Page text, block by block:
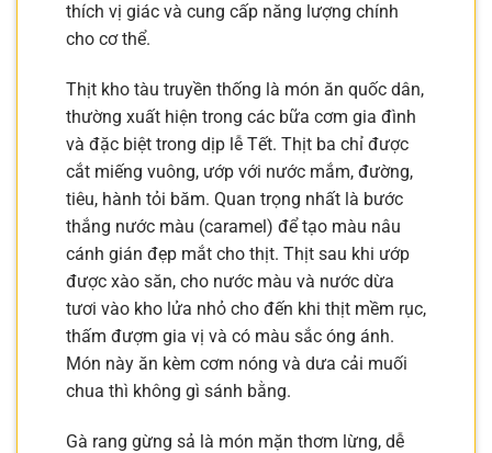
thích vị giác và cung cấp năng lượng chính
cho cơ thể.
Thịt kho tàu truyền thống là món ăn quốc dân,
thường xuất hiện trong các bữa cơm gia đình
và đặc biệt trong dịp lễ Tết. Thịt ba chỉ được
cắt miếng vuông, ướp với nước mắm, đường,
tiêu, hành tỏi băm. Quan trọng nhất là bước
thắng nước màu (caramel) để tạo màu nâu
cánh gián đẹp mắt cho thịt. Thịt sau khi ướp
được xào săn, cho nước màu và nước dừa
tươi vào kho lửa nhỏ cho đến khi thịt mềm rục,
thấm đượm gia vị và có màu sắc óng ánh.
Món này ăn kèm cơm nóng và dưa cải muối
chua thì không gì sánh bằng.
Gà rang gừng sả là món mặn thơm lừng, dễ